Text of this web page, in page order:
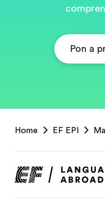
Pon a
Footer
Home EF EPI